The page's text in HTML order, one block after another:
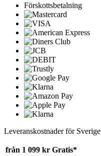
Förskottsbetalning
Leveranskostnader för Sverige
från 1 099 kr Gratis*